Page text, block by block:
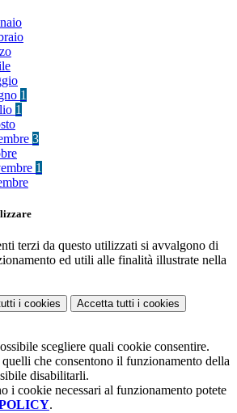
1
1
3
1
terzi da questo utilizzati si avvalgono di
ed utili alle finalità illustrate nella
i cookies Accetta tutti i cookies
scegliere quali cookie consentire.
che consentono il funzionamento della
disabilitarli.
i cookie necessari al funzionamento potete
.